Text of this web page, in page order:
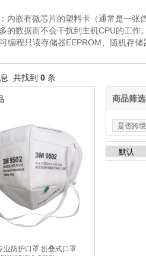
内嵌有微芯片的塑料卡（通常是一张
的数据而不会干扰到主机CPU的工
编程只读存储器EEPROM、随机存
共找到 0 条
商品筛选
是否跨
业防护口罩 折叠式口罩